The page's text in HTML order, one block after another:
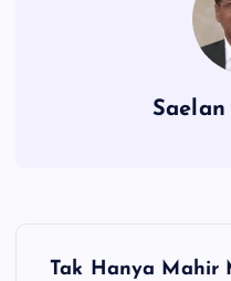
Saelan
NTak Hanya Mahir